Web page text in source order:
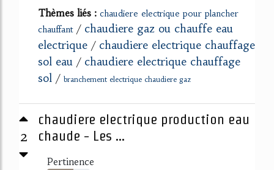
Thèmes liés : chaudiere electrique pour plancher
chauffant/ chaudiere gaz ou chauffe eau
electrique / chaudiere electrique chauffage
sol eau / chaudiere electrique chauffage
sol / branchement electrique chaudiere gaz
2
chaudiere electrique production eau
chaude - Les ...
Pertinence